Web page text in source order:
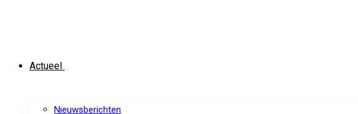
Actueel
Nieuwsberichten